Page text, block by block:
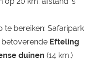
te bereiken: Safaripark
betoverende Efteling
duinen (14 km.)